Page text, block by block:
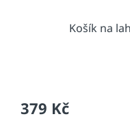
Košík na
379 Kč